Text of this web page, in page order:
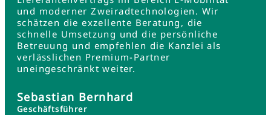
und moderner Zweiradtechnologien. Wir
schätzen die exzellente Beratung, die
schnelle Umsetzung und die persönliche
Betreuung und empfehlen die Kanzlei als
verlässlichen Premium-Partner
uneingeschränkt weiter.
Sebastian Bernhard
Geschäftsführer